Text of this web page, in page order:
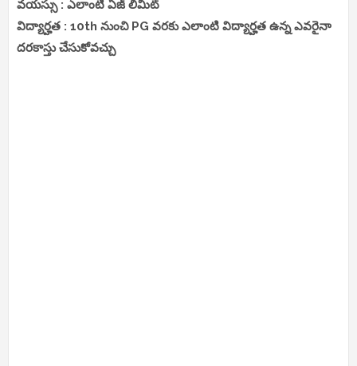
వయస్సు : ఎలాంటి ఏజ్ లిమిట్
విద్యార్హత : 10th నుంచి PG వరకు ఎలాంటి విద్యార్హత ఉన్న ఎవరైనా
దరకాస్తు చేసుకోవచ్చు